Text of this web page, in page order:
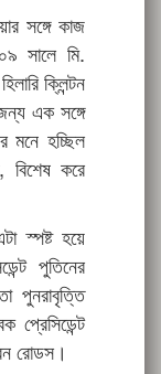
সঙ্গে কাজ
সালে মি.
ক্লিন্টন
এক সঙ্গে
মনে হচ্ছিল
করে
স্পষ্ট হয়ে
পুতিনের
পুনরাবৃত্তি
প্রেসিডেন্ট
রোডস।